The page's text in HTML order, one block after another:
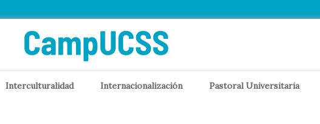
Interculturalidad Internacionalización Pastoral Universitaria